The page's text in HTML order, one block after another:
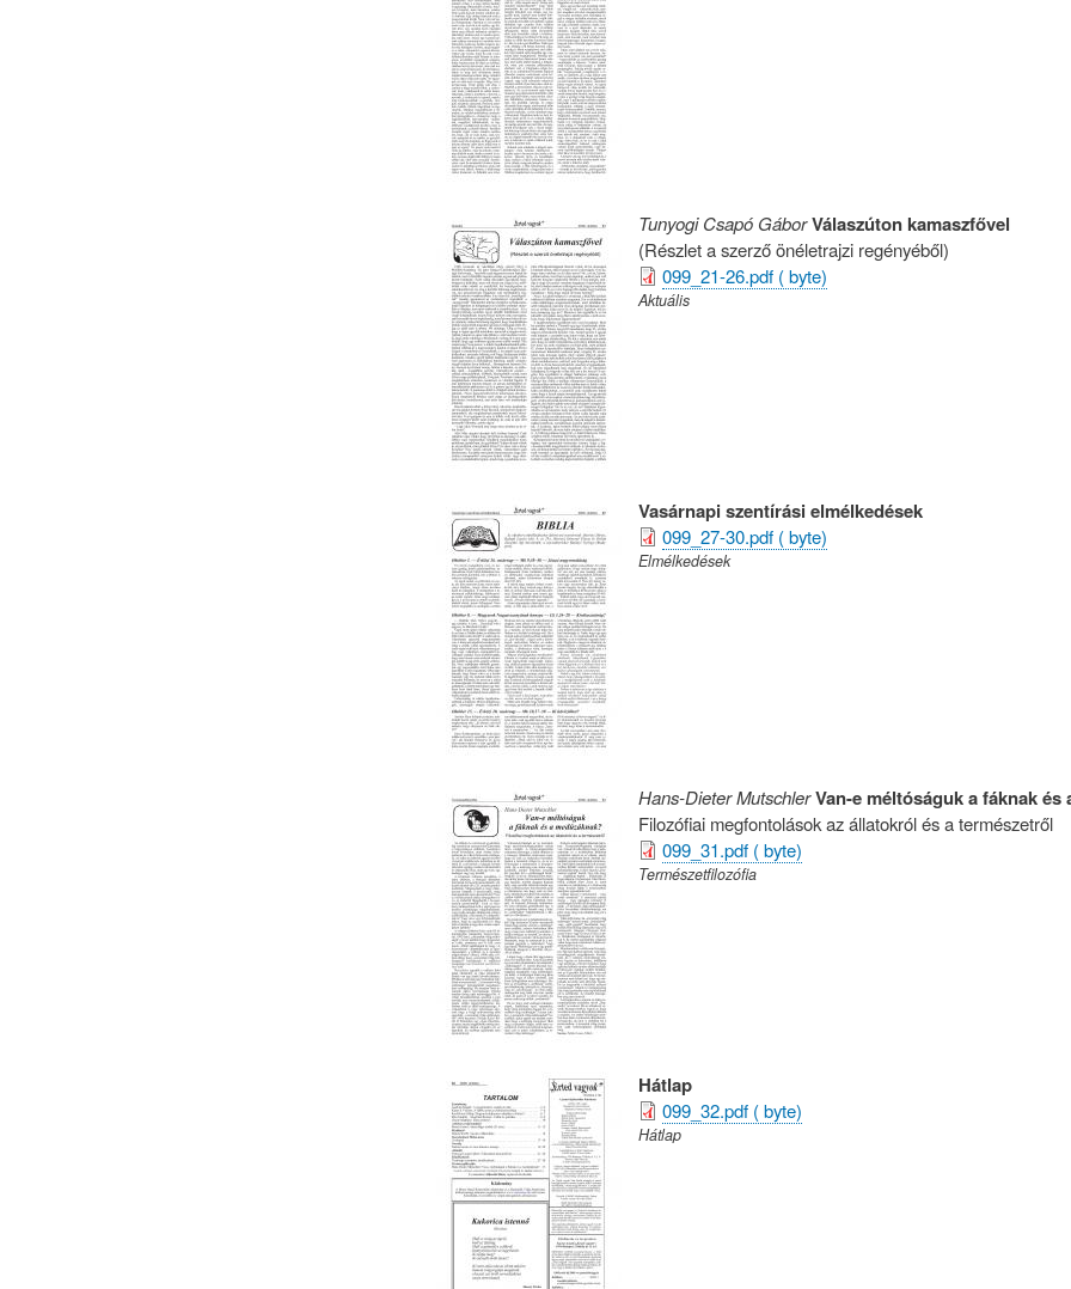
Tunyogi Csapó GáborVálaszúton kamaszfővel
(Részlet a szerző önéletrajzi regényéből)
099_21-26.pdf ( byte)
Aktuális
Vasárnapi szentírási elmélkedések
099_27-30.pdf ( byte)
Elmélkedések
Hans-Dieter MutschlerVan-e méltóságuk a fáknak és
Filozófiai megfontolások az állatokról és a természetről
099_31.pdf ( byte)
Természetfilozófia
Hátlap
099_32.pdf ( byte)
Hátlap